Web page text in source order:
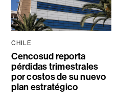
CHILE
Cencosud reporta
pérdidas trimestrales
por costos de su nuevo
plan estratégico